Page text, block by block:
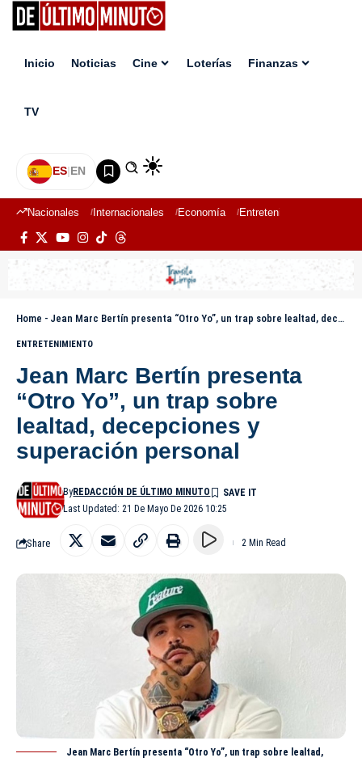
Inicio Noticias Cine Loterías Finanzas
TV
ES|EN
Nacionales Internacionales Economía Entretenimiento
Home - Jean Marc Bertín presenta “Otro Yo”, un trap sobre lealtad, decepciones y superación personal
ENTRETENIMIENTO
Jean Marc Bertín presenta
“Otro Yo”, un trap sobre
lealtad, decepciones y
superación personal
Last Updated: 21 De Mayo De 2026 10:25
ByREDACCIÓN DE ÚLTIMO MINUTO
Share 2 Min Read
Jean Marc Bertín presenta “Otro Yo”, un trap sobre lealtad,